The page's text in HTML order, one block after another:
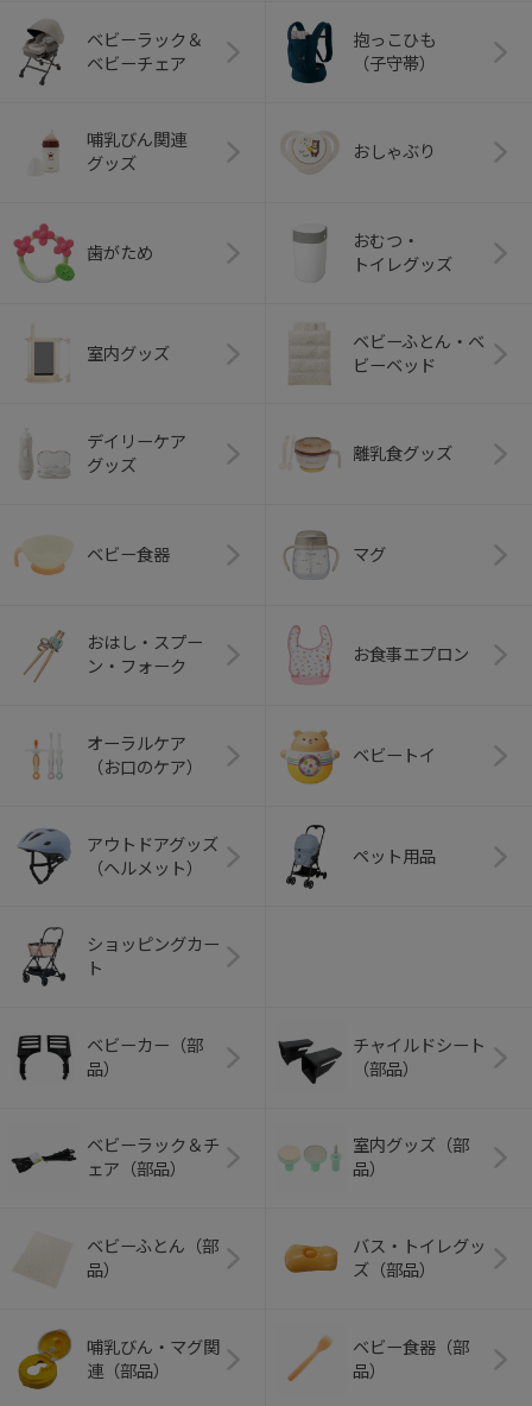
ベビーラック＆
ベビーチェア
抱っこひも
（子守帯）
哺乳びん関連
グッズ
おしゃぶり
歯がため
おむつ・
トイレグッズ
室内グッズ
ベビーふとん・ベ
ビーベッド
デイリーケア
グッズ
離乳食グッズ
ベビー食器 マグ
おはし・スプー
ン・フォーク
お食事エプロン
オーラルケア
（お口のケア）
ベビートイ
アウトドアグッズ
（ヘルメット）
ペット用品
ショッピングカー
ト
ベビーカー（部
品）
チャイルドシート
（部品）
ベビーラック＆チ
ェア（部品）
室内グッズ（部
品）
ベビーふとん（部
品）
バス・トイレグッ
ズ（部品）
哺乳びん・マグ関
連（部品）
ベビー食器（部
品）